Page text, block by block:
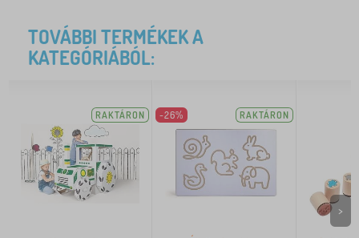
TOVÁBBI TERMÉKEK A
KATEGÓRIÁBÓL:
RAKTÁRON -26% RAKTÁRON
>